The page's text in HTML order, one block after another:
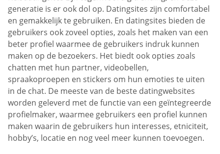
generatie is er ook dol op. Datingsites zijn comfortabel
en gemakkelijk te gebruiken. En datingsites bieden de
gebruikers ook zoveel opties, zoals het maken van een
beter profiel waarmee de gebruikers indruk kunnen
maken op de bezoekers. Het biedt ook opties zoals
chatten met hun partner, videobellen,
spraakoproepen en stickers om hun emoties te uiten
in de chat. De meeste van de beste datingwebsites
worden geleverd met de functie van een geïntegreerde
profielmaker, waarmee gebruikers een profiel kunnen
maken waarin de gebruikers hun interesses, etniciteit,
hobby’s, locatie en nog veel meer kunnen toevoegen.